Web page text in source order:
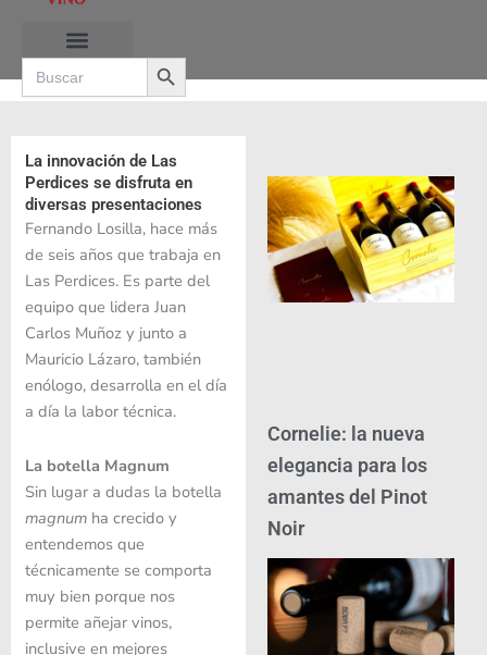
contenido
Search
for:
Search Button
La innovación de Las
Perdices se disfruta en
diversas presentaciones
Fernando Losilla, hace más
de seis años que trabaja en
Las Perdices. Es parte del
equipo que lidera Juan
Carlos Muñoz y junto a
Mauricio Lázaro, también
enólogo, desarrolla en el día
a día la labor técnica.
La botella Magnum
Sin lugar a dudas la botella
magnumha crecido y
entendemos que
técnicamente se comporta
muy bien porque nos
permite añejar vinos,
inclusive en mejores
Cornelie: la nueva
elegancia para los
amantes del Pinot
Noir